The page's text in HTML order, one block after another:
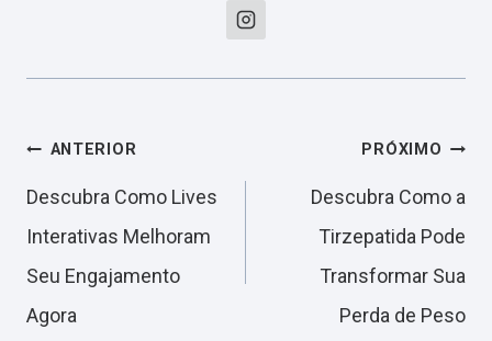
Navegação
de
Post
ANTERIOR
Descubra Como Lives
Interativas Melhoram
Seu Engajamento
Agora
PRÓXIMO
Descubra Como a
Tirzepatida Pode
Transformar Sua
Perda de Peso